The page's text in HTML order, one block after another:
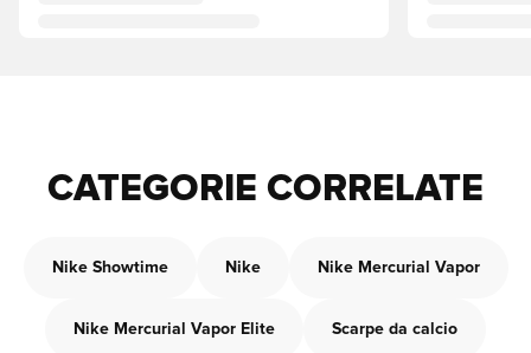
CATEGORIE CORRELATE
Nike Showtime Nike Nike Mercurial Vapor
Nike Mercurial Vapor Elite Scarpe da calcio